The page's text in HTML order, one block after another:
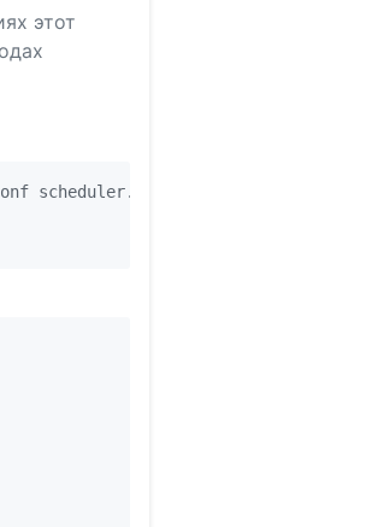
этот
scheduler.conf